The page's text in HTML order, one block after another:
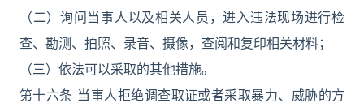
（二）询问当事人以及相关人员，进入违法现场进行检
查、勘测、拍照、录音、摄像，查阅和复印相关材料；
（三）依法可以采取的其他措施。
第十六条 当事人拒绝调查取证或者采取暴力、威胁的方